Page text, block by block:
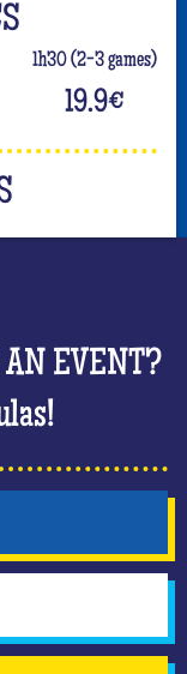
1h30 (2-3 games)
19.9€
EVENT?